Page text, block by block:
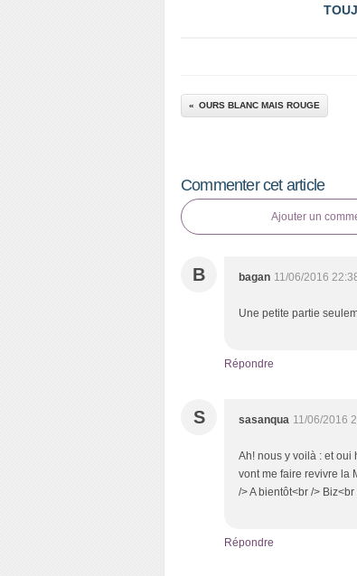
OURS BLANC MAIS ROUGE
Commenter cet article
Ajouter un
B bagan 11/06/2016
Une petite partie
Répondre
S sasanqua 11/06/2016
Ah! nous y voilà : et oui
vont me faire revivre la
/> A bientôt<br /> Biz<br
Répondre